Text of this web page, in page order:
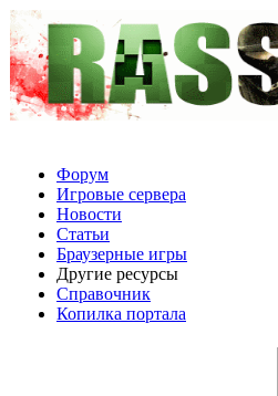
Форум
Игровые сервера
Новости
Статьи
Браузерные игры
Другие ресурсы
Справочник
Копилка портала